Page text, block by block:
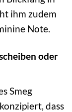
ihm zudem
Note.
oder
Smeg
dass